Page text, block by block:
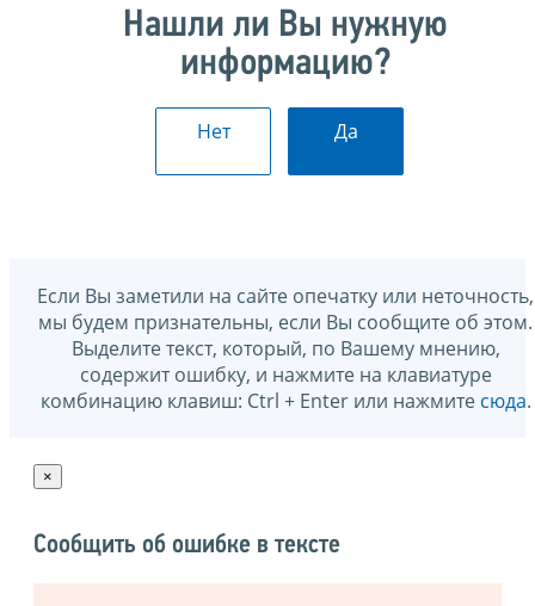
Нашли ли Вы нужную
информацию?
Нет Да
Если Вы заметили на сайте опечатку или неточность,
мы будем признательны, если Вы сообщите об этом.
Выделите текст, который, по Вашему мнению,
содержит ошибку, и нажмите на клавиатуре
комбинацию клавиш: Ctrl + Enter или нажмите сюда.
×
Сообщить об ошибке в тексте